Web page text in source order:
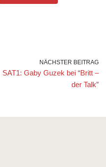
NÄCHSTER BEITRAG
SAT1: Gaby Guzek bei “Britt –
der Talk”